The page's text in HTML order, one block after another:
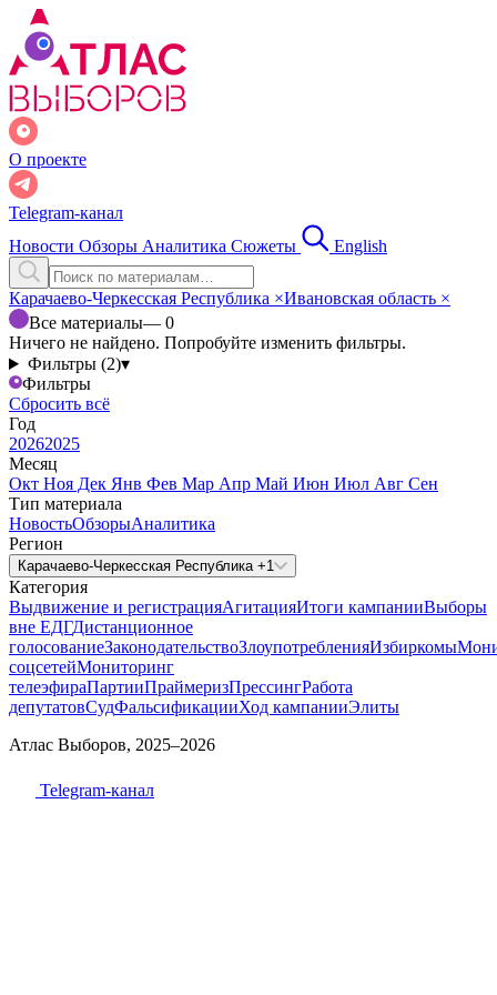
О проекте
Telegram-канал
Новости Обзоры Аналитика Сюжеты English
Карачаево-Черкесская Республика ×Ивановская область ×
Все материалы— 0
Ничего не найдено. Попробуйте изменить фильтры.
Фильтры (2)▾
Фильтры
Сбросить всё
Год
20262025
Месяц
Окт Ноя Дек Янв Фев Мар Апр Май Июн Июл Авг Сен
Тип материала
НовостьОбзорыАналитика
Регион
Карачаево-Черкесская Республика +1
Категория
Выдвижение и регистрацияАгитацияИтоги кампанииВыборы
вне ЕДГДистанционное
голосованиеЗаконодательствоЗлоупотребленияИзбиркомы
соцсетейМониторинг
телеэфираПартииПраймеризПрессингРабота
депутатовСудФальсификацииХод кампанииЭлиты
Атлас Выборов, 2025–2026
Telegram-канал